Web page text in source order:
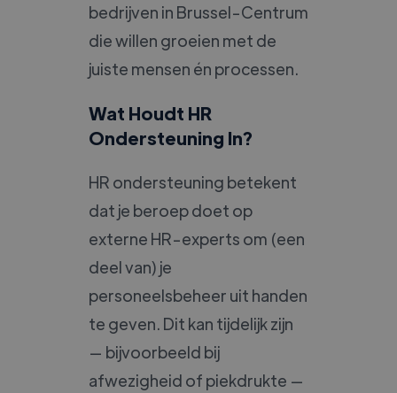
bedrijven in Brussel-Centrum
die willen groeien met de
juiste mensen én processen.
Wat Houdt HR
Ondersteuning In?
HR ondersteuning betekent
dat je beroep doet op
externe HR-experts om (een
deel van) je
personeelsbeheer uit handen
te geven. Dit kan tijdelijk zijn
— bijvoorbeeld bij
afwezigheid of piekdrukte —